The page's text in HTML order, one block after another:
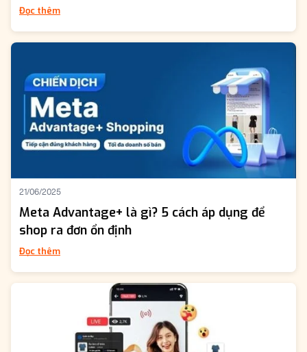
Đọc thêm
21/06/2025
Meta Advantage+ là gì? 5 cách áp dụng để
shop ra đơn ổn định
Đọc thêm